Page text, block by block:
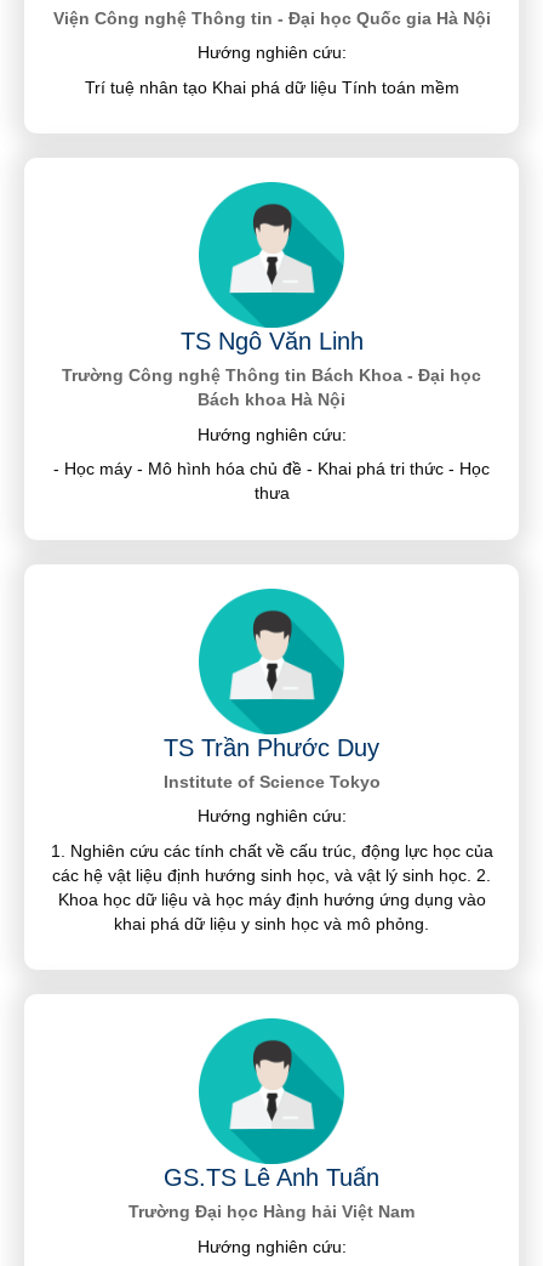
Viện Công nghệ Thông tin - Đại học Quốc gia Hà Nội
Hướng nghiên cứu:
Trí tuệ nhân tạo Khai phá dữ liệu Tính toán mềm
TS Ngô Văn Linh
Trường Công nghệ Thông tin Bách Khoa - Đại học
Bách khoa Hà Nội
Hướng nghiên cứu:
- Học máy - Mô hình hóa chủ đề - Khai phá tri thức - Học
thưa
TS Trần Phước Duy
Institute of Science Tokyo
Hướng nghiên cứu:
1. Nghiên cứu các tính chất về cấu trúc, động lực học của
các hệ vật liệu định hướng sinh học, và vật lý sinh học. 2.
Khoa học dữ liệu và học máy định hướng ứng dụng vào
khai phá dữ liệu y sinh học và mô phỏng.
GS.TS Lê Anh Tuấn
Trường Đại học Hàng hải Việt Nam
Hướng nghiên cứu: